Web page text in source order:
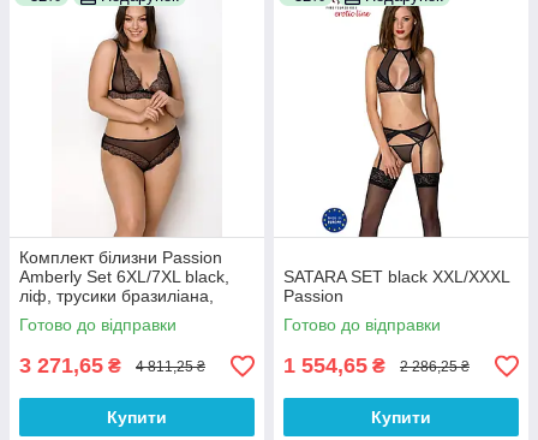
Комплект білизни Passion
Amberly Set 6XL/7XL black,
ліф, трусики бразиліана,
люрексова нитка
Готово до відправки
3 271,65 ₴ 4 811,25 ₴
Купити
SATARA SET black XXL/XXXL
Passion
Готово до відправки
1 554,65 ₴ 2 286,25 ₴
Купити